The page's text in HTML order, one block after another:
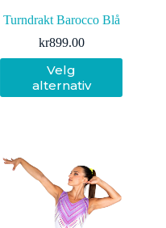
Turndrakt Barocco Blå
kr899.00
Velg
alternativ
Dette
produktet
har
velges
på
produktsiden